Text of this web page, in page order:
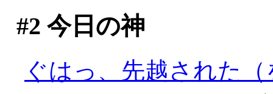
#2 今日の神
ぐはっ、先越された（